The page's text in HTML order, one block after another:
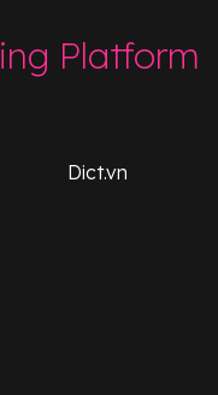
Platform
Dict.vn